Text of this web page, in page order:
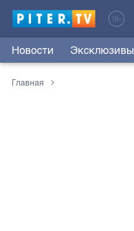
Новости Эксклюзивы
Главная